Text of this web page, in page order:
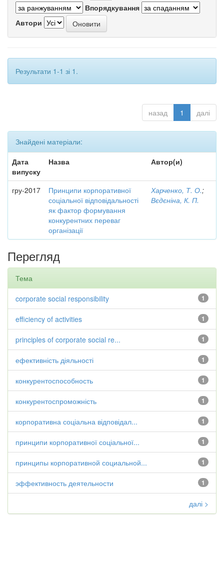
Впорядкування
Автори
Результати 1-1 зі 1.
назад 1 далі
Знайдені матеріали:
Дата
випуску
Назва Автор(и)
гру-2017
Принципи корпоративної
соціальної відповідальності
як фактор формування
конкурентних переваг
організації
Харченко, Т. О.;
Вєдєніна, К. П.
Перегляд
Тема
1
corporate social responsibility
1
efficiency of activities
1
principles of corporate social re...
1
ефективність діяльності
1
конкурентоспособность
1
конкурентоспроможність
1
корпоративна соціальна відповідал...
1
принципи корпоративної соціальної...
1
принципы корпоративной социальной...
1
эффективность деятельности
далі >